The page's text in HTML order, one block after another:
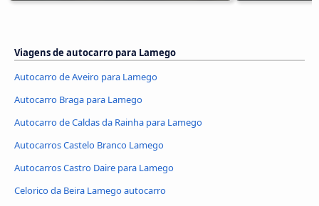
Viagens de autocarro para Lamego
Autocarro de Aveiro para Lamego
Autocarro Braga para Lamego
Autocarro de Caldas da Rainha para Lamego
Autocarros Castelo Branco Lamego
Autocarros Castro Daire para Lamego
Celorico da Beira Lamego autocarro